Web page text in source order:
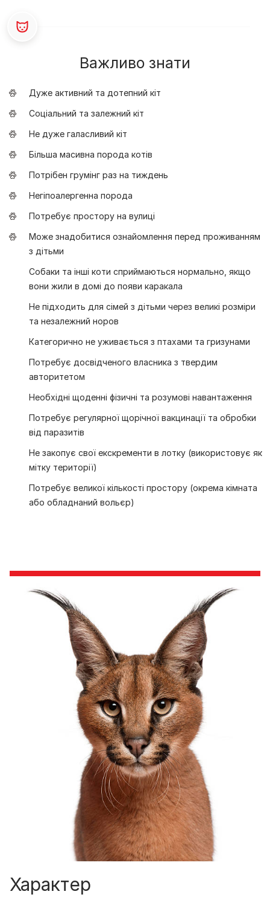
Важливо знати
Дуже активний та дотепний кіт
Соціальний та залежний кіт
Не дуже галасливий кіт
Більша масивна порода котів
Потрібен грумінг раз на тиждень
Негіпоалергенна порода
Потребує простору на вулиці
Може знадобитися ознайомлення перед проживанням
з дітьми
Собаки та інші коти сприймаються нормально, якщо
вони жили в домі до появи каракала
Не підходить для сімей з дітьми через великі розміри
та незалежний норов
Категорично не уживається з птахами та гризунами
Потребує досвідченого власника з твердим
авторитетом
Необхідні щоденні фізичні та розумові навантаження
Потребує регулярної щорічної вакцинації та обробки
від паразитів
Не закопує свої екскременти в лотку (використовує як
мітку території)
Потребує великої кількості простору (окрема кімната
або обладнаний вольєр)
Характер